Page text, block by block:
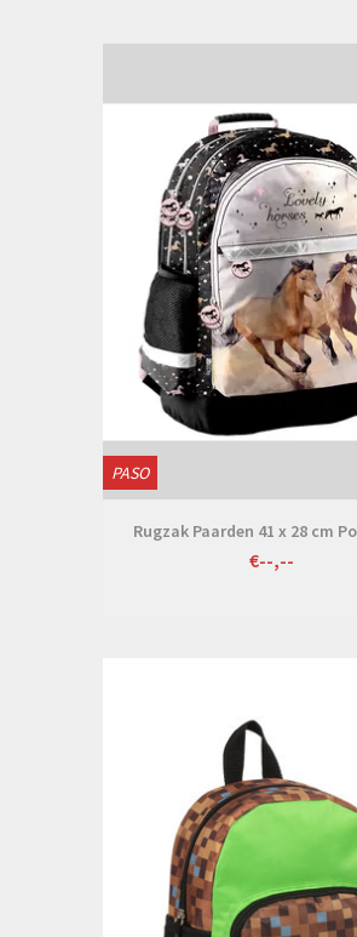
PASO
Rugzak Paarden 41 x 28 cm
€--,--